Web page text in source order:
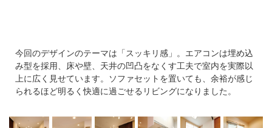
今回のデザインのテーマは「スッキリ感」。エアコンは埋め込
み型を採用、床や壁、天井の凹凸をなくす工夫で室内を実際以
上に広く見せています。ソファセットを置いても、余裕が感じ
られるほど明るく快適に過ごせるリビングになりました。